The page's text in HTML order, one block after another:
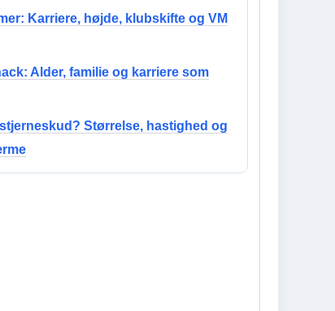
Karriere, højde, klubskifte og VM
Alder, familie og karriere som
Størrelse, hastighed og